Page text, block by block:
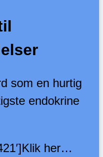
som en hurtig
endokrine
her…